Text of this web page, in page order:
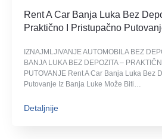
Rent A Car Banja Luka Bez
Praktično I Pristupačno
IZNAJMLJIVANJE AUTOMOBILA BEZ
BANJA LUKA BEZ DEPOZITA –
PUTOVANJE Rent A Car Banja Luka Bez
Putovanje Iz Banja Luke Može Biti…
Detaljnije